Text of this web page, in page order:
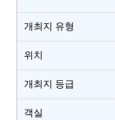
개최지 유형
위치
개최지 등급
객실